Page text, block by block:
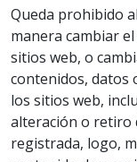
Queda prohibido
manera cambiar
sitios web, o
contenidos, datos
los sitios web,
alteración o retiro
registrada, logo,